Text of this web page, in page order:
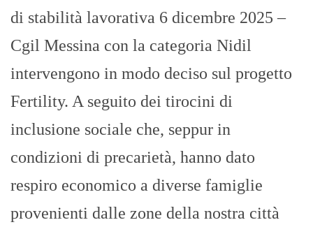
di stabilità lavorativa 6 dicembre 2025 –
Cgil Messina con la categoria Nidil
intervengono in modo deciso sul progetto
Fertility. A seguito dei tirocini di
inclusione sociale che, seppur in
condizioni di precarietà, hanno dato
respiro economico a diverse famiglie
provenienti dalle zone della nostra città